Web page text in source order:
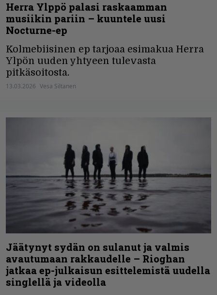
Herra Ylppö palasi raskaamman
musiikin pariin – kuuntele uusi
Nocturne-ep
Kolmebiisinen ep tarjoaa esimakua Herra
Ylpön uuden yhtyeen tulevasta
pitkäsoitosta.
13.03.2026 Vesa Siltanen
Jäätynyt sydän on sulanut ja valmis
avautumaan rakkaudelle – Rioghan
jatkaa ep-julkaisun esittelemistä uudella
singlellä ja videolla